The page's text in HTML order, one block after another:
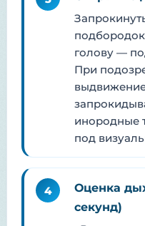
голову —
При
инородные
под
4
Оценка
секунд)